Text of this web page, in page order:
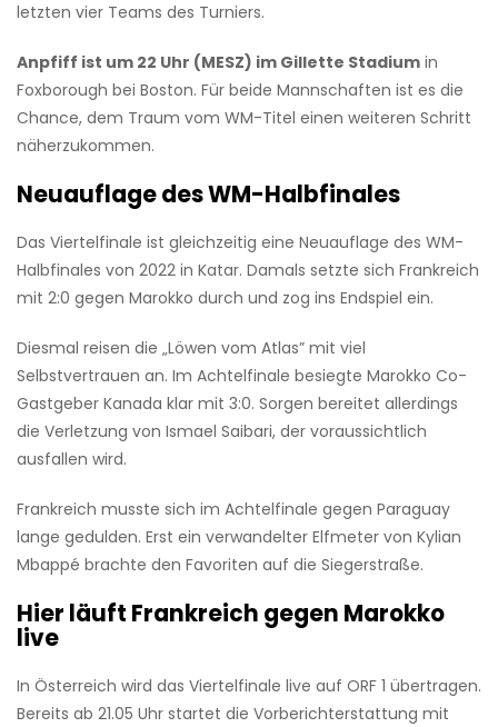
letzten vier Teams des Turniers.
Anpfiff ist um 22 Uhr (MESZ) im Gillette Stadium in
Foxborough bei Boston. Für beide Mannschaften ist es die
Chance, dem Traum vom WM-Titel einen weiteren Schritt
näherzukommen.
Neuauflage des WM-Halbfinales
Das Viertelfinale ist gleichzeitig eine Neuauflage des WM-
Halbfinales von 2022 in Katar. Damals setzte sich Frankreich
mit 2:0 gegen Marokko durch und zog ins Endspiel ein.
Diesmal reisen die „Löwen vom Atlas” mit viel
Selbstvertrauen an. Im Achtelfinale besiegte Marokko Co-
Gastgeber Kanada klar mit 3:0. Sorgen bereitet allerdings
die Verletzung von Ismael Saibari, der voraussichtlich
ausfallen wird.
Frankreich musste sich im Achtelfinale gegen Paraguay
lange gedulden. Erst ein verwandelter Elfmeter von Kylian
Mbappé brachte den Favoriten auf die Siegerstraße.
Hier läuft Frankreich gegen Marokko
live
In Österreich wird das Viertelfinale live auf ORF 1 übertragen.
Bereits ab 21.05 Uhr startet die Vorberichterstattung mit